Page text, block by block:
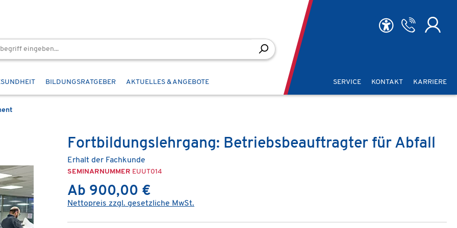
BILDUNGSRATGEBER AKTUELLES & ANGEBOTE SERVICE KONTAKT KARRIERE
Fortbildungslehrgang: Betriebsbeauftragter für Abfall
Erhalt der Fachkunde
SEMINARNUMMER EUUT014
Ab 900,00 €
Nettopreis zzgl. gesetzliche MwSt.